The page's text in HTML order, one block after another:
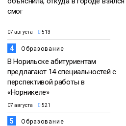
смог
07 августа 513
4 Образование
В Норильске абитуриентам
предлагают 14 специальностей с
перспективой работы в
«Норникеле»
07 августа 521
5 Образование